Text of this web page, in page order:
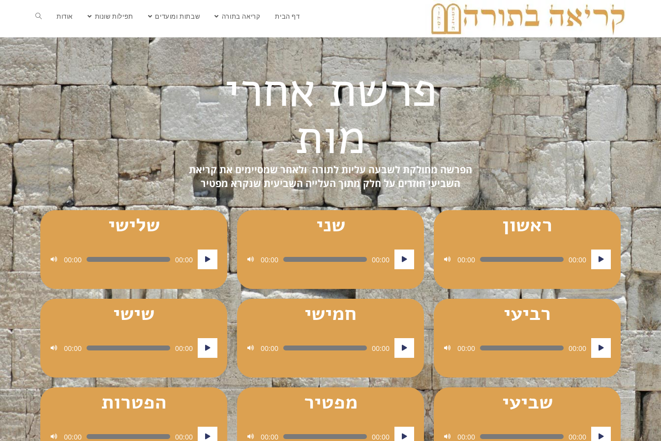
דף הבית קריאה בתורה שבתות ומועדים תפילות שונות אודות
פרשת אחרי
מות
הפרשה מחולקת לשבעה עליות לתורה ולאחר שמסיימים את קריאת
השביעי חוזרים על חלק מתוך העלייה השביעית שנקרא מפטיר
ראשון
אודיו
00:00
00:00
שני
אודיו
00:00
00:00
שלישי
אודיו
00:00
00:00
רביעי
אודיו
00:00
00:00
חמישי
אודיו
00:00
00:00
שישי
אודיו
00:00
00:00
שביעי
00:00
00:00
מפטיר
00:00
00:00
הפטרות
00:00
00:00